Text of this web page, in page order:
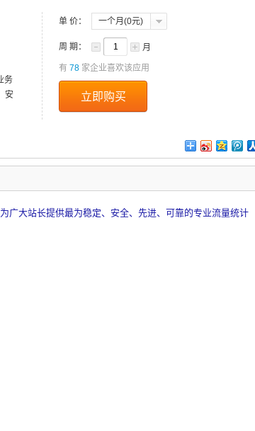
务
安
单 价： 一个月(0元)
周 期： 月
有 78 家企业喜欢该应用
立即购买
广大站长提供最为稳定、安全、先进、可靠的专业流量统计